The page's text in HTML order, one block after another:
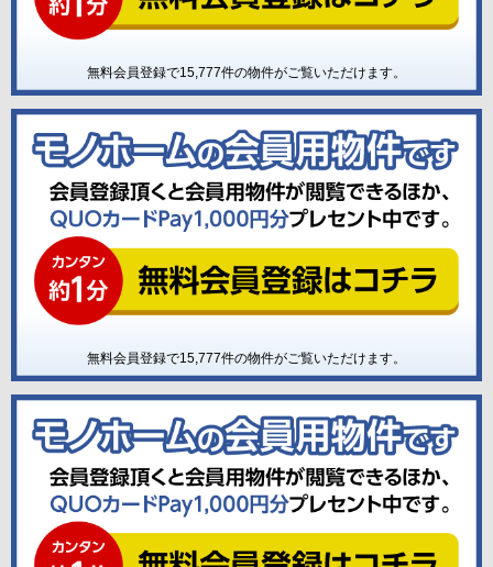
無料会員登録で15,777件の物件がご覧いただけます。
無料会員登録で15,777件の物件がご覧いただけます。